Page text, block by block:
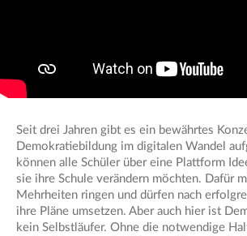
Seit drei Jahren gibt es ein bewährtes
Demokratiebildung im digitalen Wandel
können alle Schüler über eine Plattform
sie ihre Schule verändern möchten. Dafür
Mehrheiten ringen und dürfen nach
ihre Pläne umsetzen. Aber auch hier ist
kein Selbstläufer. Ohne die notwendige